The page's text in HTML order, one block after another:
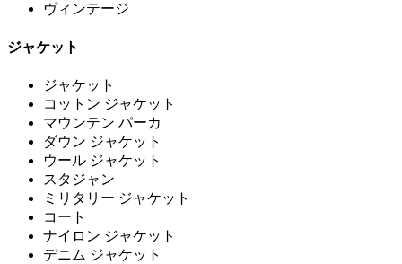
ヴィンテージ
ジャケット
ジャケット
コットン ジャケット
マウンテン パーカ
ダウン ジャケット
ウール ジャケット
スタジャン
ミリタリー ジャケット
コート
ナイロン ジャケット
デニム ジャケット